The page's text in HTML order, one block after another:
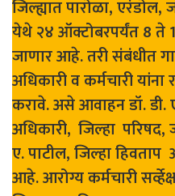
जिल्ह्यात पारोळा,
येथे २४ ऑक्टोबरपर्यंत 8
जाणार आहे. तरी संबंधीत
अधिकारी व कर्मचारी
करावे. असे आवाहन डॉ. डी.
‍अधिकारी, ‍ जिल्हा
ए. पाटील, जिल्हा
आहे. आरोग्य कर्मचारी